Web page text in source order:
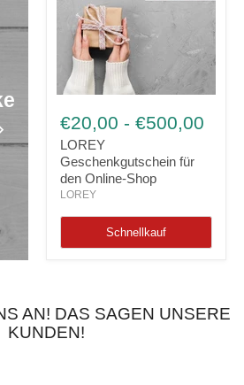
Geschenkgutschein
für
den
Online-
Shop
€20,00 - €500,00
LOREY
Geschenkgutschein für
den Online-Shop
LOREY
Schnellkauf
AN! DAS SAGEN UNSERE
KUNDEN!